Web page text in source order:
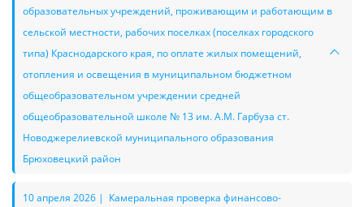
образовательных учреждений, проживающим и работающим в
сельской местности, рабочих поселках (поселках городского
типа) Краснодарского края, по оплате жилых помещений,
отопления и освещения в муниципальном бюджетном
общеобразовательном учреждении средней
общеобразовательной школе № 13 им. А.М. Гарбуза ст.
Новоджерелиевской муниципального образования
Брюховецкий район
10 апреля 2026 | Камеральная проверка финансово-